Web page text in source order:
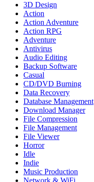
3D Design
Action
Action Adventure
Action RPG
Adventure
Antivirus
Audio Editing
Backup Software
Casual
CD/DVD Burning
Data Recovery
Database Management
Download Manager
File Compression
File Management
File Viewer
Horror
Idle
Indie
Music Production